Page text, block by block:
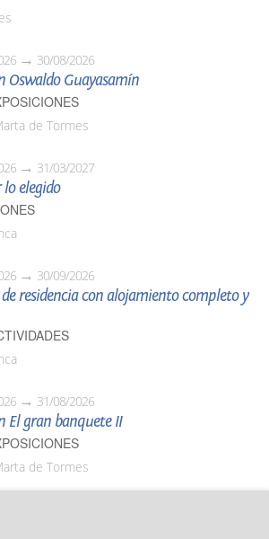
30/08/2026
Oswaldo Guayasamín
de Tormes
31/03/2027
elegido
30/09/2026
de residencia con alojamiento completo y
31/08/2026
El gran banquete II
de Tormes